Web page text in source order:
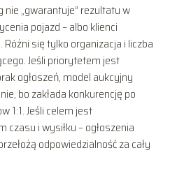
nie „gwarantuje” rezultatu w
pojazd – albo klienci
się tylko organizacja i liczba
Jeśli priorytetem jest
ogłoszeń, model aukcyjny
bo zakłada konkurencję po
1:1. Jeśli celem jest
i wysiłku – ogłoszenia
odpowiedzialność za cały